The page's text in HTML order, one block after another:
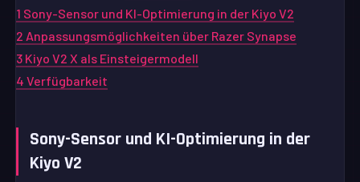
1 Sony-Sensor und KI-Optimierung in der Kiyo V2
2 Anpassungsmöglichkeiten über Razer Synapse
3 Kiyo V2 X als Einsteigermodell
4 Verfügbarkeit
Sony-Sensor und KI-Optimierung in der
Kiyo V2